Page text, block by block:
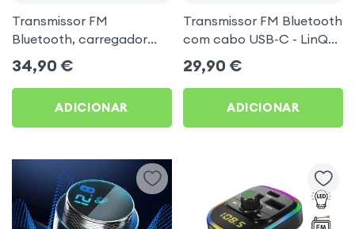
Transmissor FM
Bluetooth, carregador
isqueiro USB / USB-C, Kit
mãos livres Multifunção -
4smarts
34,90 €
ADICIONAR
Transmissor FM Bluetooth
com cabo USB-C - LinQ
para Motorola Moto G82
29,90 €
ADICIONAR